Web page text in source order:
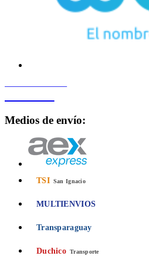
Medios de envío:
TSI San Ignacio
MULTIENVIOS
Transparaguay
Duchico Transporte